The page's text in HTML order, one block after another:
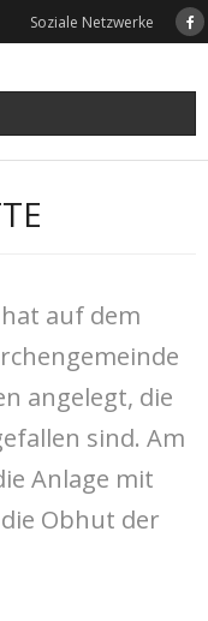
Soziale Netzwerke
auf dem
angelegt, die
sind. Am
Anlage mit
Obhut der